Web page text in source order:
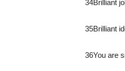
34Brilliant job
35Brilliant
36You are